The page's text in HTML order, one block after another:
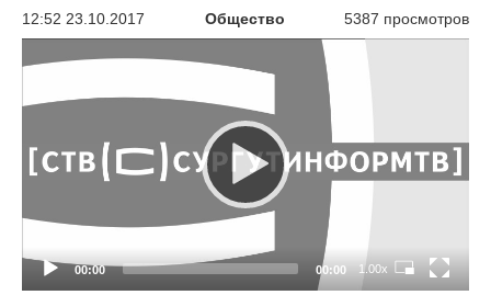
12:52 23.10.2017 Общество 5387 просмотров
00:00 00:00 1.00x